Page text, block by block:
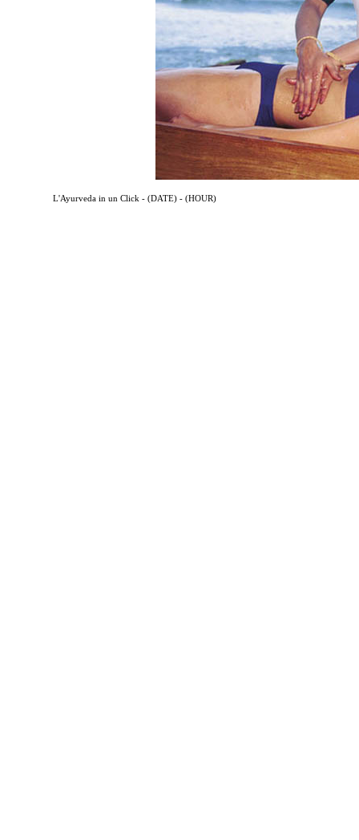
L'Ayurveda in un Click - (DATE) - (HOUR)